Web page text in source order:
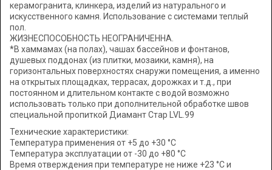
керамогранита, клинкера, изделий из натурального и
искусственного камня. Использование с системами теплый
пол.
ЖИЗНЕСПОСОБНОСТЬ НЕОГРАНИЧЕННА.
*В хаммамах (на полах), чашах бассейнов и фонтанов,
душевых поддонах (из плитки, мозаики, камня), на
горизонтальных поверхностях снаружи помещения, а именно
на открытых площадках, террасах, дорожках и т.д., при
постоянном и длительном контакте с водой возможно
использовать только при дополнительной обработке швов
специальной пропиткой Диамант Стар LVL.99
Технические характеристики:
Температура применения от +5 до +30 °C
Температура эксплуатации от -30 до +80 °C
Время отверждения при температуре не ниже +23 °C и